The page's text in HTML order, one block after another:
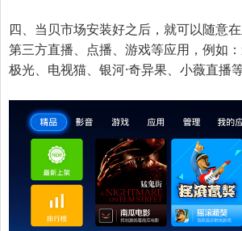
四、当贝市场安装好之后，就可以随意
第三方直播、点播、游戏等应用，例如：
极光、电视猫、银河·奇异果、小薇直播